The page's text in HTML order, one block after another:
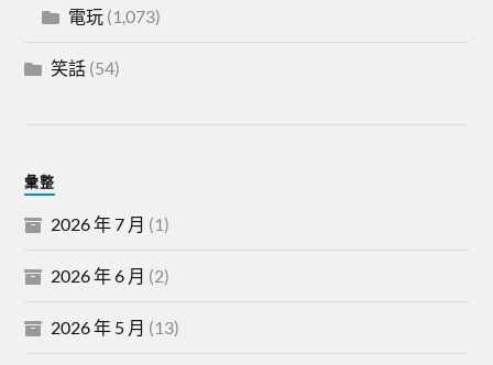
電玩 (1,073)
笑話 (54)
彙整
2026 年 7 月 (1)
2026 年 6 月 (2)
2026 年 5 月 (13)